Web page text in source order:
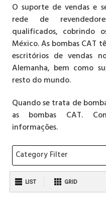
O suporte de vendas e
rede de
qualificados, cobrindo
México. As bombas CAT
escritórios de vendas
Alemanha, bem como
resto do mundo.
Quando se trata de
as bombas CAT.
informações.
Category Filter
LIST GRID